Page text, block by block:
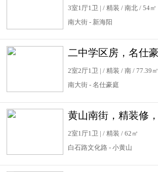
3室1厅1卫 | / 精装 / 南北 / 54㎡
南大街 - 新海阳
2室2厅1卫 | / 精装 / 南 / 77.39㎡
南大街 - 名仕豪庭
2室1厅1卫 | / 精装 / 62㎡
白石路文化路 - 小黄山